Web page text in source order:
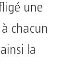
une
chacun
la